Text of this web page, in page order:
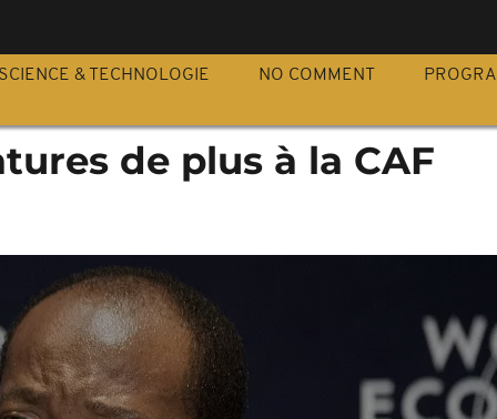
SCIENCE & TECHNOLOGIE NO COMMENT
de plus à la CAF